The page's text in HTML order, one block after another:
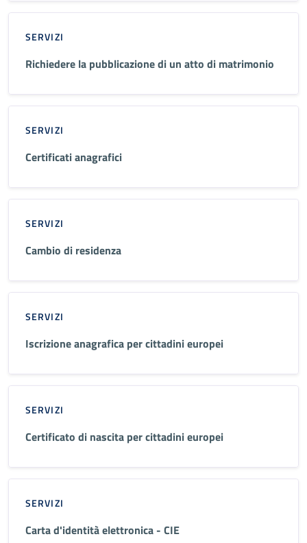
SERVIZI
Richiedere la pubblicazione di un atto di matrimonio
SERVIZI
Certificati anagrafici
SERVIZI
Cambio di residenza
SERVIZI
Iscrizione anagrafica per cittadini europei
SERVIZI
Certificato di nascita per cittadini europei
SERVIZI
Carta d'identità elettronica - CIE